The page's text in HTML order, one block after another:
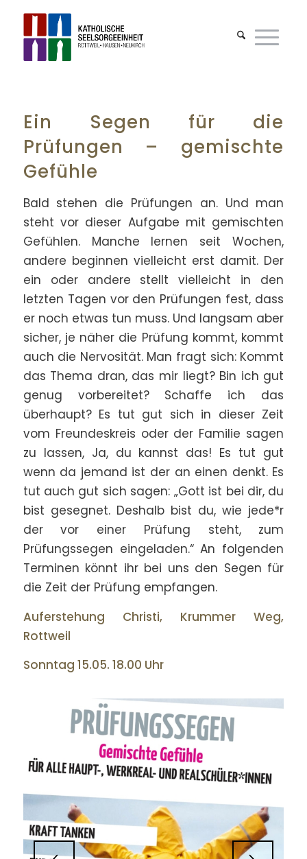
Ein Segen für die
Prüfungen – gemischte
Gefühle
Bald stehen die Prüfungen an. Und man
steht vor dieser Aufgabe mit gemischten
Gefühlen. Manche lernen seit Wochen,
andere beginnen vielleicht erst damit. Der
ein oder andere stellt vielleicht in den
letzten Tagen vor den Prüfungen fest, dass
er noch etwas tun muss. Und langsam aber
sicher, je näher die Prüfung kommt, kommt
auch die Nervosität. Man fragt sich: Kommt
das Thema dran, das mir liegt? Bin ich gut
genug vorbereitet? Schaffe ich das
überhaupt? Es tut gut sich in dieser Zeit
vom Freundeskreis oder der Familie sagen
zu lassen, Ja, du kannst das! Es tut gut
wenn da jemand ist der an einen denkt. Es
tut auch gut sich sagen: „Gott ist bei dir, du
bist gesegnet. Deshalb bist du, wie jede*r
der vor einer Prüfung steht, zum
Prüfungssegen eingeladen.“ An folgenden
Terminen könnt ihr bei uns den Segen für
die Zeit der Prüfung empfangen.
Auferstehung Christi, Krummer Weg,
Rottweil
Sonntag 15.05. 18.00 Uhr